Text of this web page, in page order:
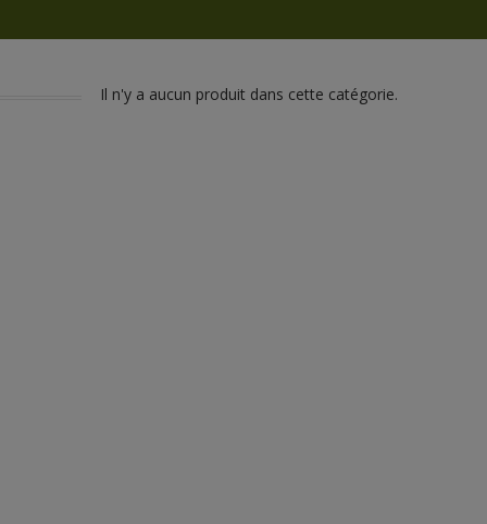
Il n'y a aucun produit dans cette catégorie.